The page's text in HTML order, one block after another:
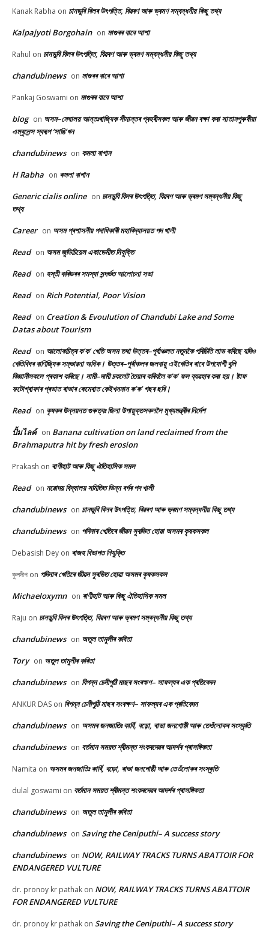
Kanak Rabha on চানডুবি বিলৰ উৎপত্তি, বিৱৰণ আৰু ভ্ৰমণ সম্বন্ধনীয় কিছু তথ্য
Kalpajyoti Borgohain on মাগুৰৰ বাবে আশা
Rahul on চানডুবি বিলৰ উৎপত্তি, বিৱৰণ আৰু ভ্ৰমণ সম্বন্ধনীয় কিছু তথ্য
chandubinews on মাগুৰৰ বাবে আশা
Pankaj Goswami on মাগুৰৰ বাবে আশা
blog on অসম–মেঘালয় আন্তঃৰাজ্যিক সীমান্তৰ প্ৰহৰীসকল আৰু জীৱন ৰক্ষা কৰা সাতামপুৰুষীয়া
এম্বুলেন্স স্বৰূপ ‘সাঙি’খন
chandubinews on কমলা বাগান
H Rabha on কমলা বাগান
Generic cialis online on চানডুবি বিলৰ উৎপত্তি, বিৱৰণ আৰু ভ্ৰমণ সম্বন্ধনীয় কিছু
তথ্য
Career on অসম প্ৰশাসনীয় পদাধিকাৰী মহাবিদ্যালয়ত পদ খালী
Read on অসম জুডিচিয়েল একাডেমীত নিযুক্তি
Read on হস্তী কৰিডৰৰ সমস্যা সন্দৰ্ভত আলোচনা সভা
Read on Rich Potential, Poor Vision
Read on Creation & Evoulution of Chandubi Lake and Some
Datas about Tourism
Read on আলোকচিত্ৰ ক’ক’ খেতি অসম তথা উত্তৰ–পূৰ্বাঞ্চলত নতুনকৈ পৰিচিতি লাভ কৰিছে যদিও
খেতিবিধৰ বাণিজ্যিক সম্ভাৱনা অধিক। উত্তৰ–পূৰ্বাঞ্চলৰ জলবায়ু এইখেতিৰ বাবে উপযোগী বুলি
বিজ্ঞানীসকলে প্ৰকাশ কৰিছে। নামী–দামী চকলেট তৈয়াৰ কৰিবলৈ ক’ক’ ফল ব্যৱহাৰ কৰা হয়। ষ্টাফ
ফটোগ্ৰাফাৰ প্ৰভাত ৰাভাৰ কেমেৰাত কেইখনমান ক’ক’ গছৰ ছবি।
Read on কৃষকৰ উন্নয়নত গুৰুত্বঃ জিলা উপায়ুক্তসকললৈ মুখ্যমন্ত্ৰীৰ নিৰ্দেশ
ปั้มไลค์ on Banana cultivation on land reclaimed from the
Brahmaputra hit by fresh erosion
Prakash on ৰাণীহাট আৰু কিছু ঐতিহাসিক সমল
Read on নৱোদয় বিদ্যালয় সমিতিত ভিন্ন বৰ্গৰ পদ খালী
chandubinews on চানডুবি বিলৰ উৎপত্তি, বিৱৰণ আৰু ভ্ৰমণ সম্বন্ধনীয় কিছু তথ্য
chandubinews on পদিনাৰ খেতিৰে জীৱন সুৰভিত হোৱা অসমৰ কৃষকসকল
Debasish Dey on ৰাজহ বিভাগত নিযুক্তি
কুলদীপ on পদিনাৰ খেতিৰে জীৱন সুৰভিত হোৱা অসমৰ কৃষকসকল
Michaeloxymn on ৰাণীহাট আৰু কিছু ঐতিহাসিক সমল
Raju on চানডুবি বিলৰ উৎপত্তি, বিৱৰণ আৰু ভ্ৰমণ সম্বন্ধনীয় কিছু তথ্য
chandubinews on অতুল তামুলীৰ কবিতা
Tory on অতুল তামুলীৰ কবিতা
chandubinews on বিপন্ন চেনীপুঠি মাছৰ সংৰক্ষণ– সাফল্যৰ এক প্ৰতিবেদন
ANKUR DAS on বিপন্ন চেনীপুঠি মাছৰ সংৰক্ষণ– সাফল্যৰ এক প্ৰতিবেদন
chandubinews on অসমৰ জনজাতিঃ কাৰ্বি, বড়ো, ৰাভা জনগোষ্ঠী আৰু তেওঁলোকৰ সংস্কৃতি
chandubinews on বৰ্তমান সময়ত শ্ৰীমন্ত শংকৰদেৱৰ আদৰ্শৰ প্ৰাসঙ্গিকতা
Namita on অসমৰ জনজাতিঃ কাৰ্বি, বড়ো, ৰাভা জনগোষ্ঠী আৰু তেওঁলোকৰ সংস্কৃতি
dulal goswami on বৰ্তমান সময়ত শ্ৰীমন্ত শংকৰদেৱৰ আদৰ্শৰ প্ৰাসঙ্গিকতা
chandubinews on অতুল তামুলীৰ কবিতা
chandubinews on Saving the Ceniputhi– A success story
chandubinews on NOW, RAILWAY TRACKS TURNS ABATTOIR FOR
ENDANGERED VULTURE
dr. pronoy kr pathak on NOW, RAILWAY TRACKS TURNS ABATTOIR
FOR ENDANGERED VULTURE
dr. pronoy kr pathak on Saving the Ceniputhi– A success story